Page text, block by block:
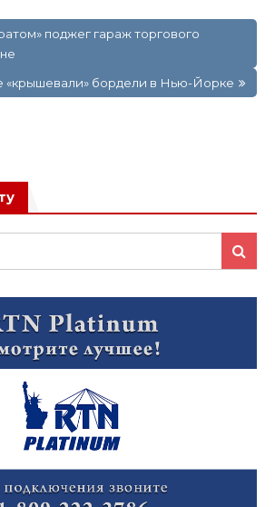
поджег гараж торгового
«крышевали» бордели в Нью-Йорке
Search